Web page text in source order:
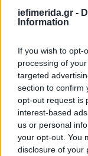
iefimerida.gr -
Information
If you wish to opt-
processing of
targeted
section to confirm
opt-out request is
interest-based
us or personal
your opt-out. You
disclosure of your